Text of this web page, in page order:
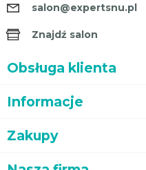
salon@expertsnu.pl
Znajdź salon
Obsługa klienta
Informacje
Zakupy